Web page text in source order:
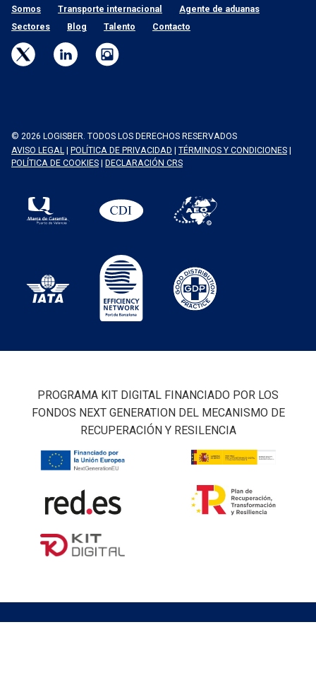
Somos Transporte internacional
Agente de aduanas
Sectores
Blog Talento Contacto
© 2026 LOGISBER. TODOS LOS DERECHOS RESERVADOS
AVISO LEGAL | POLÍTICA DE PRIVACIDAD | TÉRMINOS Y CONDICIONES |
POLÍTICA DE COOKIES | DECLARACIÓN CRS
PROGRAMA KIT DIGITAL FINANCIADO POR LOS
FONDOS NEXT GENERATION DEL MECANISMO DE
RECUPERACIÓN Y RESILENCIA